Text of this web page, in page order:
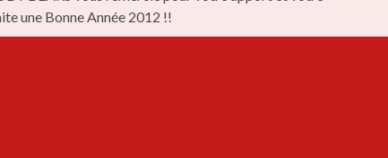
une Bonne Année 2012 !!